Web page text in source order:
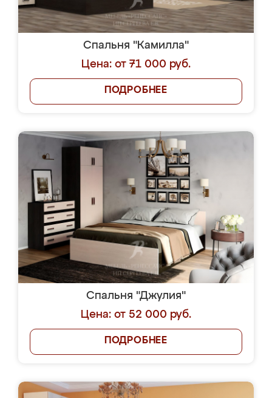
Спальня "Камилла"
Цена: от 71 000 руб.
ПОДРОБНЕЕ
Спальня "Джулия"
Цена: от 52 000 руб.
ПОДРОБНЕЕ